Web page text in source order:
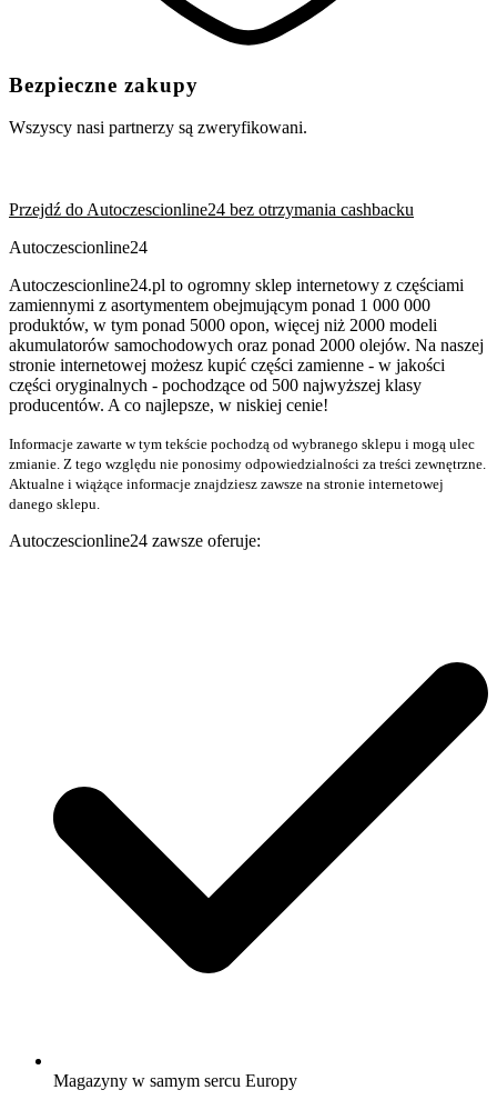
Bezpieczne zakupy
Wszyscy nasi partnerzy są zweryfikowani.
Przejdź do Autoczescionline24 bez otrzymania cashbacku
Autoczescionline24
Autoczescionline24.pl to ogromny sklep internetowy z częściami
zamiennymi z asortymentem obejmującym ponad 1 000 000
produktów, w tym ponad 5000 opon, więcej niż 2000 modeli
akumulatorów samochodowych oraz ponad 2000 olejów. Na naszej
stronie internetowej możesz kupić części zamienne - w jakości
części oryginalnych - pochodzące od 500 najwyższej klasy
producentów. A co najlepsze, w niskiej cenie!
Informacje zawarte w tym tekście pochodzą od wybranego sklepu i mogą ulec
zmianie. Z tego względu nie ponosimy odpowiedzialności za treści zewnętrzne.
Aktualne i wiążące informacje znajdziesz zawsze na stronie internetowej
danego sklepu.
Autoczescionline24 zawsze oferuje:
Magazyny w samym sercu Europy